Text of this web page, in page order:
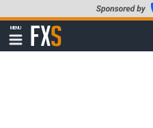
至
要
MENU
顯
示
FXStreet